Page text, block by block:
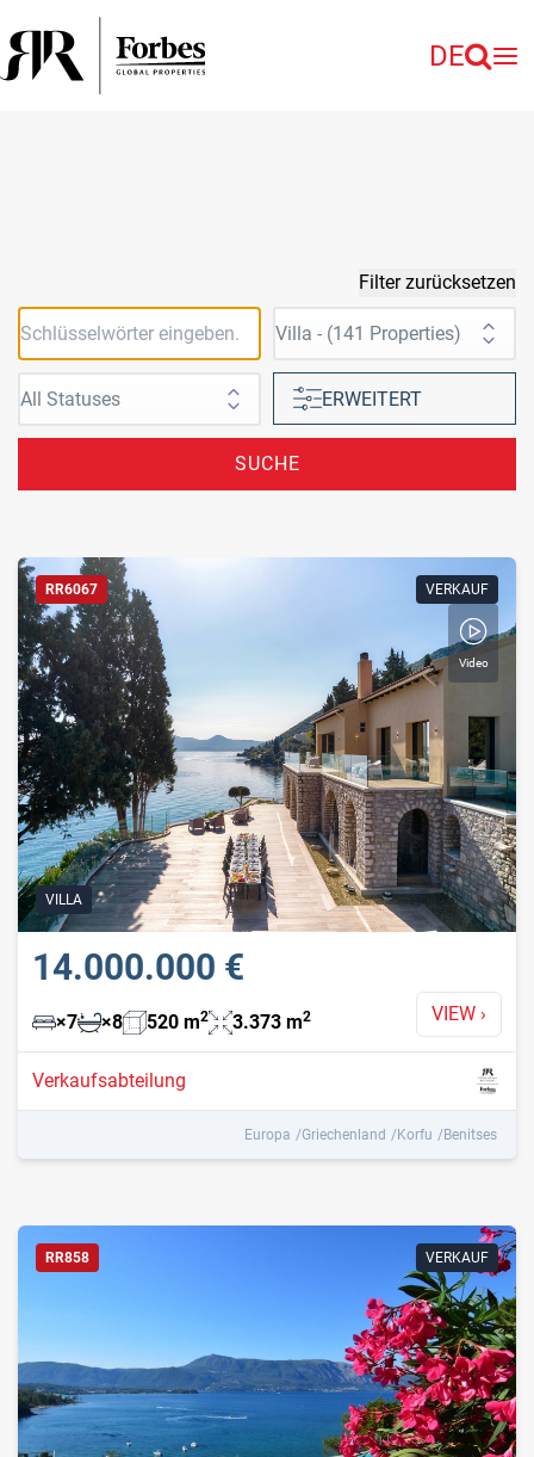
DE
Filter zurücksetzen
ERWEITERT
SUCHE
"Mobilitätsfreundlich"
Wasserfront
Mit Video
Mit virtuellem
Rundgang
VIEW ›
14.000.000 €
×7 ×8 520 m2 3.373 m2
Verkaufsabteilung
Europa Griechenland Korfu Benitses
RR6067 VERKAUF
Video
VILLA
RR858 VERKAUF